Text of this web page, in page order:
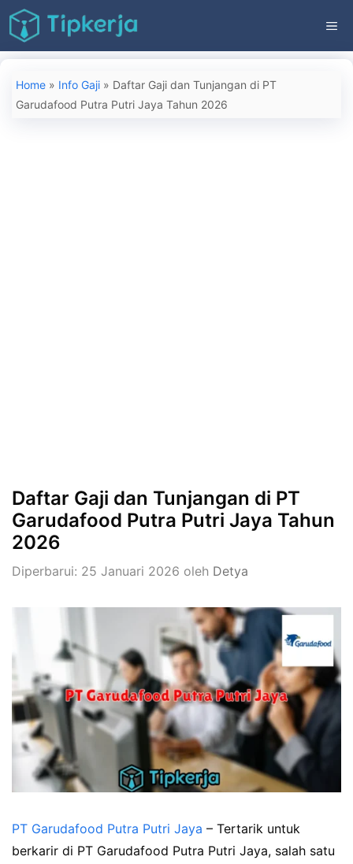
Langsung
ke
isi
Home » Info Gaji » Daftar Gaji dan Tunjangan di PT
Garudafood Putra Putri Jaya Tahun 2026
Daftar Gaji dan Tunjangan di PT
Garudafood Putra Putri Jaya Tahun
2026
Diperbarui: 25 Januari 2026 oleh Detya
PT Garudafood Putra Putri Jaya – Tertarik untuk
berkarir di PT Garudafood Putra Putri Jaya, salah satu